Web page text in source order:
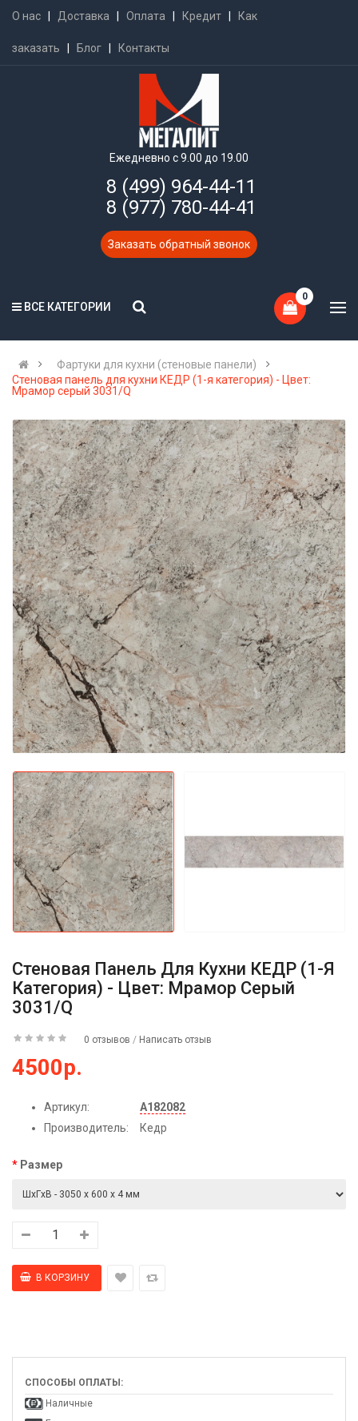
О нас Доставка Оплата Кредит Как
заказать Блог Контакты
Ежедневно с 9.00 до 19.00
8 (499) 964-44-11
8 (977) 780-44-41
Заказать обратный звонок
ВСЕ КАТЕГОРИИ
0
Фартуки для кухни (стеновые панели)
Стеновая панель для кухни КЕДР (1-я категория) - Цвет:
Мрамор серый 3031/Q
Стеновая Панель Для Кухни КЕДР (1-Я
Категория) - Цвет: Мрамор Серый
3031/Q
0 отзывов / Написать отзыв
4500р.
Артикул:
А182082
Производитель:
Кедр
Размер
СПОСОБЫ ОПЛАТЫ:
Наличные